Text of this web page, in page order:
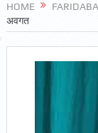
HOME
अवगत